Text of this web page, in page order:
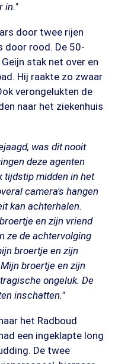
in."
door twee rijen
door rood. De 50-
stak net over en
Hij raakte zo zwaar
verongelukten de
naar het ziekenhuis
was dit nooit
deze agenten
tijdstip midden in het
camera's hangen
kan achterhalen.
en zijn vriend
ze de achtervolging
broertje en zijn
broertje en zijn
ongeluk. De
inschatten."
het Radboud
een ingeklapte long
De twee